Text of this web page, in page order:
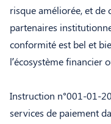
risque améliorée, et de
partenaires
conformité est bel et
l’écosystème financier
Instruction n°001-01-
services de paiement